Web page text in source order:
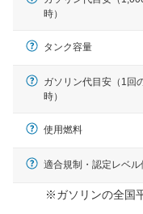
時）
タンク容量
ガソリン代目安（1回
時）
使用燃料
適合規制・認定レベル
※ガソリンの全国